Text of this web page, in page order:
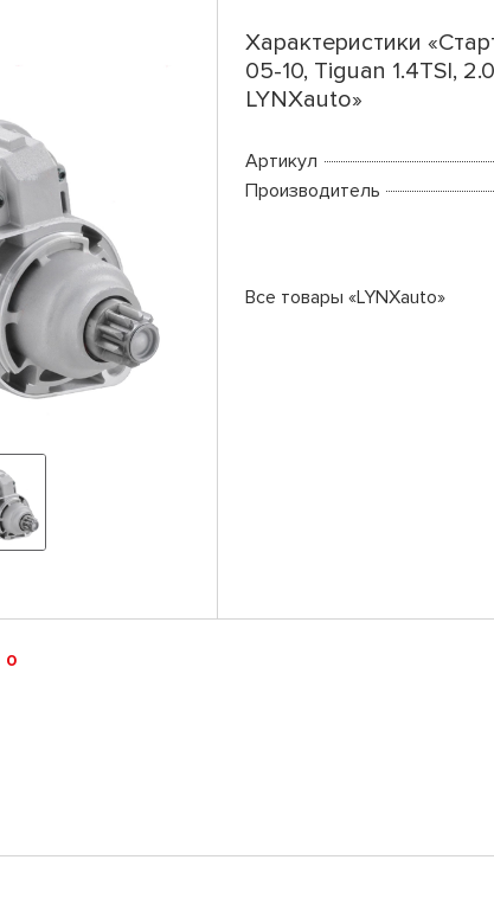
Характеристики
05-10, Tiguan 1.4TSI,
LYNXauto»
Артикул
Производитель
Все товары «LYNXauto»